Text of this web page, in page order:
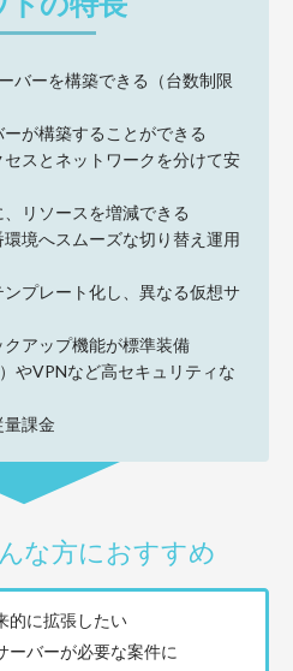
バーを構築できる（台数制限
が構築することができる
スとネットワークを分けて安
リソースを増減できる
境へスムーズな切り替え運用
プレート化し、異なる仮想サ
アップ機能が標準装備
やVPNなど高セキュリティな
量課金
な方におすすめ
的に拡張したい
ーバーが必要な案件に